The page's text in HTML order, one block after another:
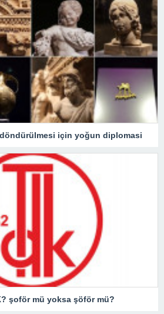
için yoğun diplomasi
şoför mü yoksa şöför mü?